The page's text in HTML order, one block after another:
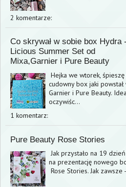
2 komentarze:
Co skrywał w sobie box Hydra -
Licious Summer Set od
Mixa,Garnier i Pure Beauty
Hejka we wtorek,
cudowny box jaki powstał
Garnier i Pure Beauty.
oczywiśc...
1 komentarz:
Pure Beauty Rose Stories
Jak przystało na 19
na prezentację nowego
Rose Stories. Jak